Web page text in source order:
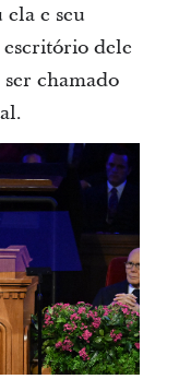
e seu
dele
chamado